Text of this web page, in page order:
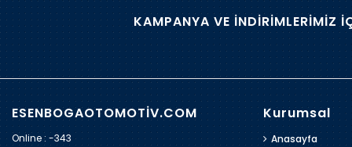
KAMPANYA VE İNDİRİMLERİMİZ
ESENBOGAOTOMOTİV.COM
Online : -343
Kurumsal
Anasayfa